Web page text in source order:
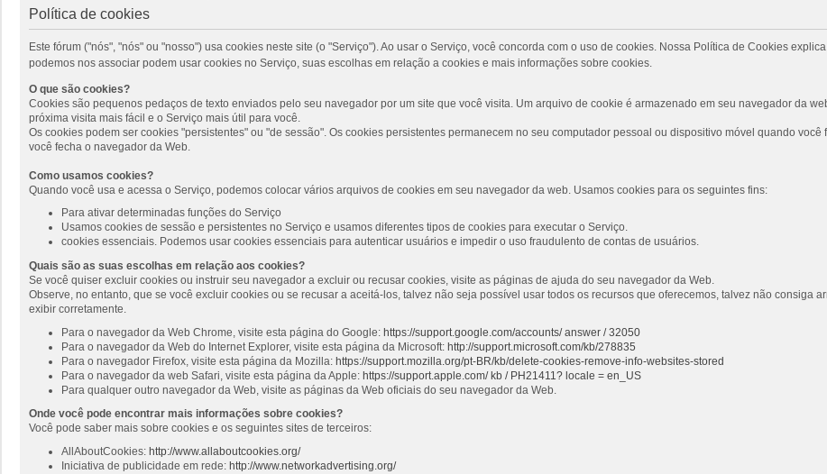
Política de cookies
Este fórum ("nós", "nós" ou "nosso") usa cookies neste site (o "Serviço"). Ao usar o Serviço, você concorda com o uso de cookies. Nossa Política de Cookies
podemos nos associar podem usar cookies no Serviço, suas escolhas em relação a cookies e mais informações sobre cookies.
O que são cookies?
Cookies são pequenos pedaços de texto enviados pelo seu navegador por um site que você visita. Um arquivo de cookie é armazenado em seu navegador da
próxima visita mais fácil e o Serviço mais útil para você.
Os cookies podem ser cookies "persistentes" ou "de sessão". Os cookies persistentes permanecem no seu computador pessoal ou dispositivo móvel quando
você fecha o navegador da Web.
Como usamos cookies?
Quando você usa e acessa o Serviço, podemos colocar vários arquivos de cookies em seu navegador da web. Usamos cookies para os seguintes fins:
Para ativar determinadas funções do Serviço
Usamos cookies de sessão e persistentes no Serviço e usamos diferentes tipos de cookies para executar o Serviço.
cookies essenciais. Podemos usar cookies essenciais para autenticar usuários e impedir o uso fraudulento de contas de usuários.
Quais são as suas escolhas em relação aos cookies?
Se você quiser excluir cookies ou instruir seu navegador a excluir ou recusar cookies, visite as páginas de ajuda do seu navegador da Web.
Observe, no entanto, que se você excluir cookies ou se recusar a aceitá-los, talvez não seja possível usar todos os recursos que oferecemos, talvez não consiga
exibir corretamente.
Para o navegador da Web Chrome, visite esta página do Google: https://support.google.com/accounts/ answer / 32050
Para o navegador da Web do Internet Explorer, visite esta página da Microsoft: http://support.microsoft.com/kb/278835
Para o navegador Firefox, visite esta página da Mozilla: https://support.mozilla.org/pt-BR/kb/delete-cookies-remove-info-websites-stored
Para o navegador da web Safari, visite esta página da Apple: https://support.apple.com/ kb / PH21411? locale = en_US
Para qualquer outro navegador da Web, visite as páginas da Web oficiais do seu navegador da Web.
Onde você pode encontrar mais informações sobre cookies?
Você pode saber mais sobre cookies e os seguintes sites de terceiros:
AllAboutCookies: http://www.allaboutcookies.org/
Iniciativa de publicidade em rede: http://www.networkadvertising.org/